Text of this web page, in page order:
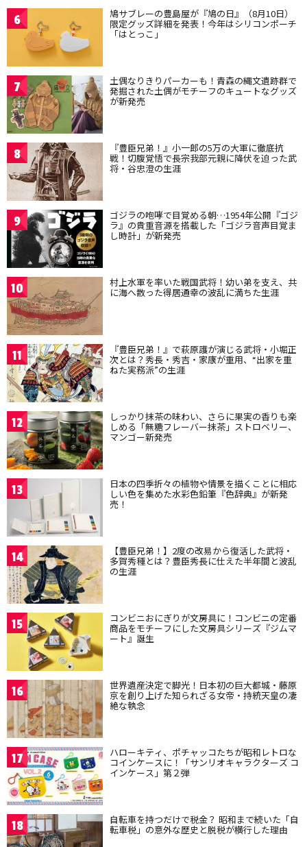
6 鳩サブレーの豊島屋が『鳩の日』（8月10日）
限定グッズ詳細を発表！今年はシリコンポーチ
「はとっこ」
7 土偶なりきりパーカーも！青森の縄文遺跡群で
発掘された土偶がモチーフのキュートなグッズ
が新発売
8 『豊臣兄弟！』小一郎の5万の大軍に徹底抗
戦！切腹覚悟で長宗我部元親に降伏を迫った武
将・谷忠澄の生涯
9 ゴジラの咆哮で目覚める朝…1954年公開『ゴジ
ラ』の貴重音源を搭載した「ゴジラ音声目覚ま
し時計」が新発売
10 村上水軍を率いた戦国武将！幼い弟を支え、共
に海へ散った得居通幸の波乱に満ちた生涯
11 『豊臣兄弟！』で萩原護が演じる武将・小堀正
次とは？秀長・秀吉・家康が重用、“出家を重
ねた実務派”の生涯
12 しっかり抹茶の味わい、さらに果実の香りも楽
しめる「無糖フレーバー抹茶」ストロベリー、
マンゴー新発売
13 日本の四季折々の植物や情景を描くことに相応
しい色を集めた水彩色鉛筆『色辞典』が新発
売！
14 【豊臣兄弟！】2度の改易から復活した武将・
多賀秀種とは？豊臣秀長に仕えた半年間と波乱
の生涯
15 コンビニおにぎりが文房具に！コンビニの定番
商品をモチーフにした文房具シリーズ『ジムマ
ート』誕生
16 世界遺産決定で脚光！日本初の巨大都城・藤原
京を創り上げた知られざる女帝・持統天皇の凄
絶な執念
17 ハローキティ、ポチャッコたちが昭和レトロな
コインケースに！「サンリオキャラクターズ コ
インケース」第２弾
18 自転車を持つだけで税金？ 昭和まで続いた「自
転車税」の意外な歴史と脱税が横行した理由